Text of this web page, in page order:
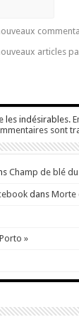
articles
les indésirables.
sont
Champ de blé
dansMorte
»